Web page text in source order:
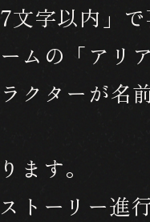
文字以内」
ムの「アリ
クターが名
ます。
トーリー進